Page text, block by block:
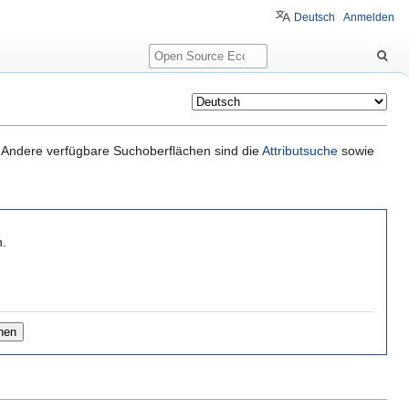
verfügbare Suchoberflächen sind dieAttributsuche sowie
Deutsch Anmelden
Suche